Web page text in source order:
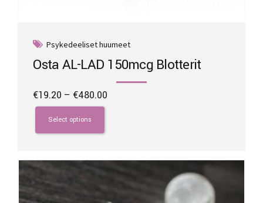
Psykedeeliset huumeet
Osta AL-LAD 150mcg Blotterit
€19.20 – €480.00
Select options
This
product
has
The
options
may